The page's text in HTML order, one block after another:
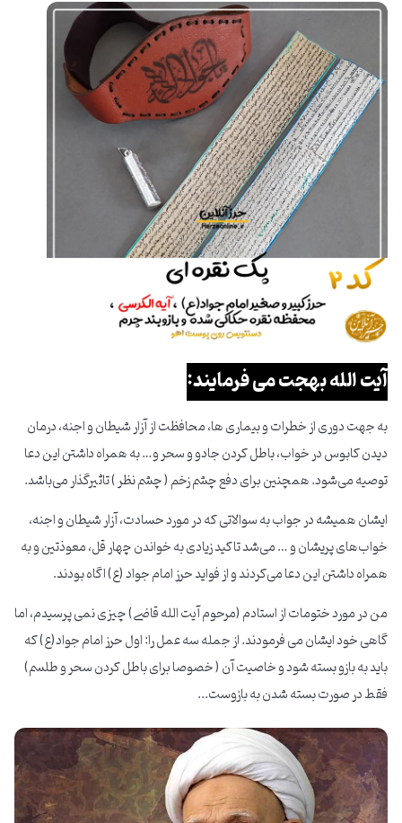
آیت الله بهجت می فرمایند:
به جهت دوری از خطرات و بیماری ها، محافظت از آزار شیطان و اجنه، درمان
دیدن کابوس در خواب، باطل کردن جادو و سحر و… به همراه داشتن این دعا
توصیه می‌شود. همچنین برای دفع چشم زخم ( چشم نظر ) تاثیرگذار می‌باشد.
ایشان همیشه در جواب به سوالاتی که در مورد حسادت، آزار شیطان و اجنه،
خواب‌های پریشان و … می‌شد تاکید زیادی به خواندن چهار قل، معوذتین و به
همراه داشتن این دعا می‌کردند و از فواید حرز امام جواد (ع) اگاه بودند.
من در مورد ختومات از استادم (مرحوم آیت الله قاضی) چیزی نمی پرسیدم، اما
گاهی خود ایشان می فرمودند. از جمله سه عمل را: اول حرز امام جواد(ع) که
باید به بازو بسته شود و خاصیت آن ( خصوصا برای باطل کردن سحر و طلسم)
فقط در صورت بسته شدن به بازوست...